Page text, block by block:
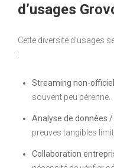
d’usages
Cette diversité d’usages
:
Streaming non-
souvent peu pérenne.
Analyse de données /
preuves tangibles
Collaboration